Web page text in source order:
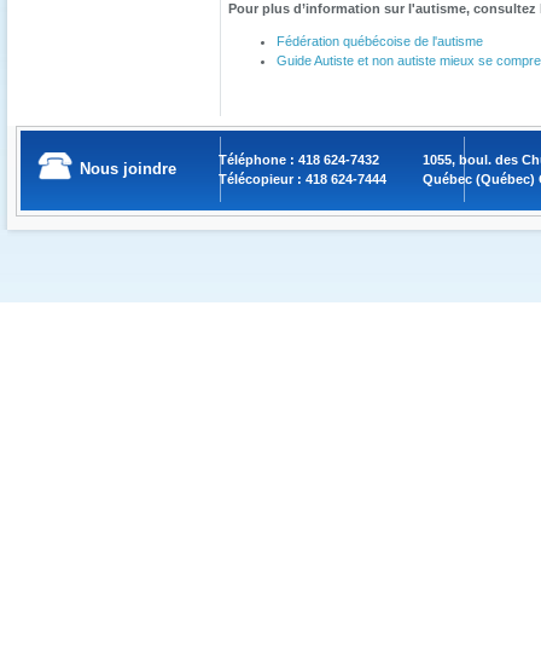
Pour plus d’information sur l'autisme,
Fédération québécoise de l'autisme
Guide Autiste et non autiste mieux se
Nous joindre
Téléphone : 418 624-7432
Télécopieur : 418 624-7444
1055, boul. des
Québec (Québec)